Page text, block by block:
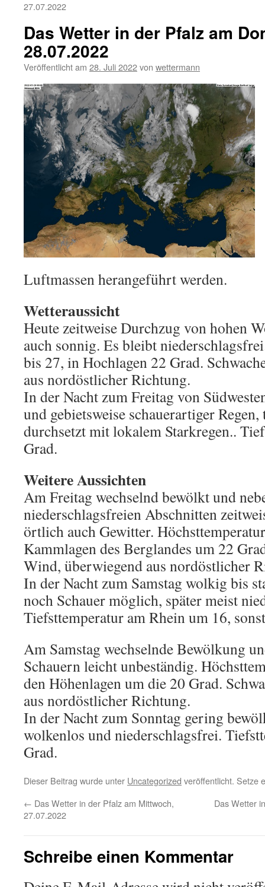
27.07.2022
Das Wetter in der Pfalz am
28.07.2022
Veröffentlicht am 28. Juli 2022von wettermann
Luftmassen herangeführt werden.
Wetteraussicht
Heute zeitweise Durchzug von hohen
auch sonnig. Es bleibt
bis 27, in Hochlagen 22 Grad.
aus nordöstlicher Richtung.
In der Nacht zum Freitag von
und gebietsweise schauerartiger
durchsetzt mit lokalem Starkregen..
Grad.
Weitere Aussichten
Am Freitag wechselnd bewölkt und
niederschlagsfreien Abschnitten
örtlich auch Gewitter.
Kammlagen des Berglandes um 22
Wind, überwiegend aus nordöstlicher
In der Nacht zum Samstag wolkig bis
noch Schauer möglich, später meist
Tiefsttemperatur am Rhein um 16,
Am Samstag wechselnde Bewölkung
Schauern leicht unbeständig.
den Höhenlagen um die 20 Grad.
aus nordöstlicher Richtung.
In der Nacht zum Sonntag gering
wolkenlos und niederschlagsfrei.
Grad.
Dieser Beitrag wurde unter Uncategorized veröffentlicht. Setze
← Das Wetter in der Pfalz am Mittwoch,
27.07.2022
Das Wetter
Schreibe einen Kommentar